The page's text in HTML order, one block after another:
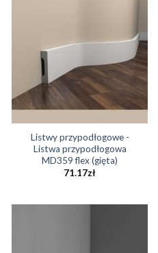
Listwy przypodłogowe -
Listwa przypodłogowa
MD359 flex (gięta)
71.17zł